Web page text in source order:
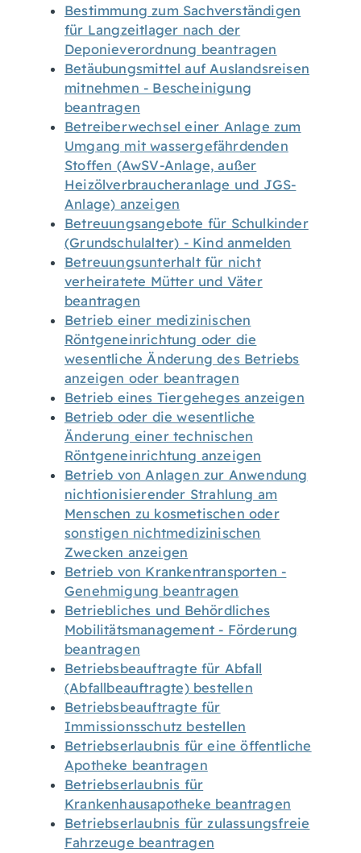
Bestimmung zum Sachverständigen
für Langzeitlager nach der
Deponieverordnung beantragen
Betäubungsmittel auf Auslandsreisen
mitnehmen - Bescheinigung
beantragen
Betreiberwechsel einer Anlage zum
Umgang mit wassergefährdenden
Stoffen (AwSV-Anlage, außer
Heizölverbraucheranlage und JGS-
Anlage) anzeigen
Betreuungsangebote für Schulkinder
(Grundschulalter) - Kind anmelden
Betreuungsunterhalt für nicht
verheiratete Mütter und Väter
beantragen
Betrieb einer medizinischen
Röntgeneinrichtung oder die
wesentliche Änderung des Betriebs
anzeigen oder beantragen
Betrieb eines Tiergeheges anzeigen
Betrieb oder die wesentliche
Änderung einer technischen
Röntgeneinrichtung anzeigen
Betrieb von Anlagen zur Anwendung
nichtionisierender Strahlung am
Menschen zu kosmetischen oder
sonstigen nichtmedizinischen
Zwecken anzeigen
Betrieb von Krankentransporten -
Genehmigung beantragen
Betriebliches und Behördliches
Mobilitätsmanagement - Förderung
beantragen
Betriebsbeauftragte für Abfall
(Abfallbeauftragte) bestellen
Betriebsbeauftragte für
Immissionsschutz bestellen
Betriebserlaubnis für eine öffentliche
Apotheke beantragen
Betriebserlaubnis für
Krankenhausapotheke beantragen
Betriebserlaubnis für zulassungsfreie
Fahrzeuge beantragen